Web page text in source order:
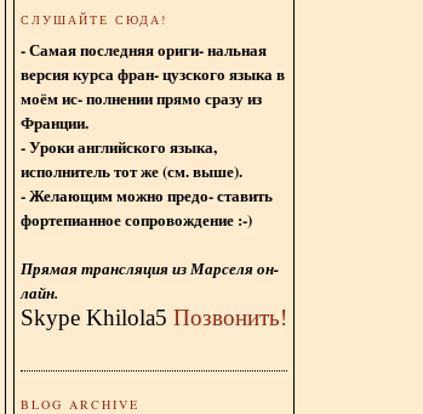
СЛУШАЙТЕ СЮДА!
- Самая последняя ориги- нальная
версия курса фран- цузского языка в
моём ис- полнении прямо сразу из
Франции.
- Уроки английского языка,
исполнитель тот же (см. выше).
- Желающим можно предо- ставить
фортепианное сопровождение :-)
Прямая трансляция из Марселя он-
лайн.
Skype Khilola5 Позвонить!
BLOG ARCHIVE